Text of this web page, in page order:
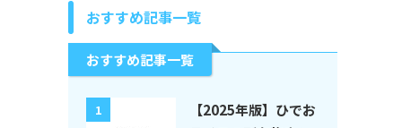
おすすめ記事一覧
おすすめ記事一覧
1
【2025年版】ひでお